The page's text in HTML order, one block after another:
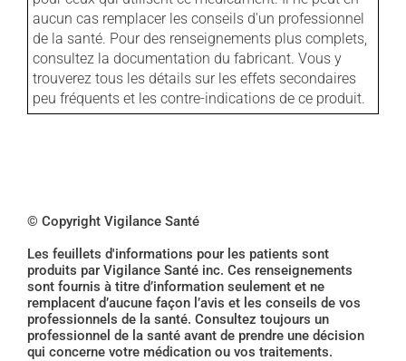
aucun cas remplacer les conseils d'un professionnel
de la santé. Pour des renseignements plus complets,
consultez la documentation du fabricant. Vous y
trouverez tous les détails sur les effets secondaires
peu fréquents et les contre-indications de ce produit.
© Copyright Vigilance Santé
Les feuillets d'informations pour les patients sont
produits par Vigilance Santé inc. Ces renseignements
sont fournis à titre d’information seulement et ne
remplacent d’aucune façon l’avis et les conseils de vos
professionnels de la santé. Consultez toujours un
professionnel de la santé avant de prendre une décision
qui concerne votre médication ou vos traitements.